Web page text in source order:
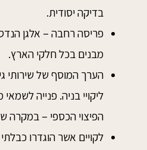
בדיקה יסודית.
פריסה רחבה – אלגן
מבנים בכל חלקי הארץ.
הערך המוסף של שירותי
ליקויי בניה. פנייה
הפיצוי הכספי – במקרה
לקויים אשר הוגדרו